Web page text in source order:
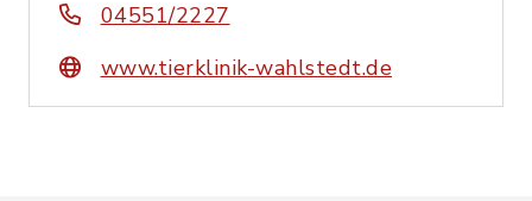
04551/2227
www.tierklinik-wahlstedt.de